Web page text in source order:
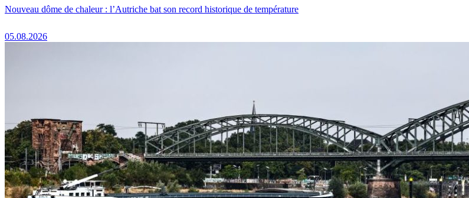
Nouveau dôme de chaleur : l’Autriche bat son record historique de température
05.08.2026